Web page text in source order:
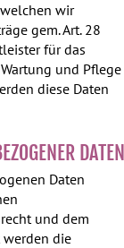
wir
gem. Art. 28
für das
und Pflege
diese Daten
Daten
und dem
werden die